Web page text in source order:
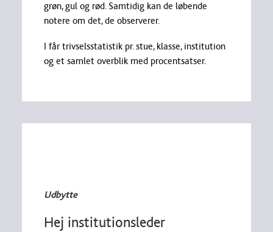
grøn, gul og rød. Samtidig kan de løbende
notere om det, de observerer.
I får trivselsstatistik pr. stue, klasse, institution
og et samlet overblik med procentsatser.
Udbytte
Hej institutionsleder